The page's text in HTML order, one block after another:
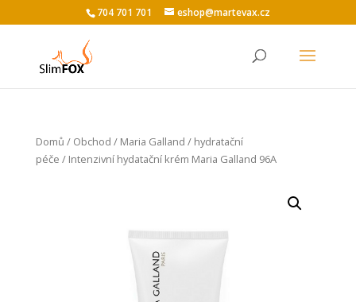
704 701 701 eshop@martevax.cz
Domů / Obchod / Maria Galland / hydratační
péče / Intenzivní hydatační krém Maria Galland 96A